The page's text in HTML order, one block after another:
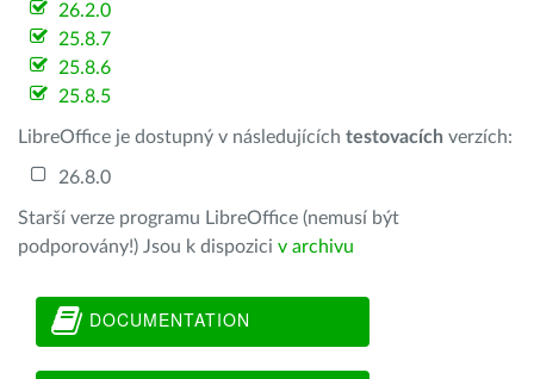
26.2.0
25.8.7
25.8.6
25.8.5
LibreOffice je dostupný v následujících testovacích verzích:
26.8.0
Starší verze programu LibreOffice (nemusí být
podporovány!) Jsou k dispozici v archivu
DOCUMENTATION